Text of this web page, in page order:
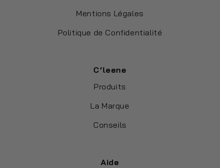
Mentions Légales
Politique de Confidentialité
C’leene
Produits
La Marque
Conseils
Aide